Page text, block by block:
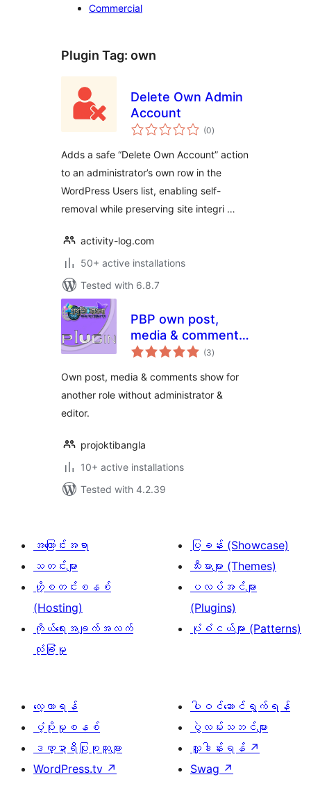
Commercial
Plugin Tag: own
Delete Own Admin
Account
(0total
ratings
)
Adds a safe “Delete Own Account” action
to an administrator’s own row in the
WordPress Users list, enabling self-
removal while preserving site integri …
activity-log.com
50+ active installations
Tested with 6.8.7
PBP own post,
media & comments
for Author
(3total
ratings
)
Own post, media & comments show for
another role without administrator &
editor.
projoktibangla
10+ active installations
Tested with 4.2.39
အကြောင်းအရာ
သတင်းများ
ဟို့စတင်းစနစ်
(Hosting)
ကိုယ်ရေးအချက်အလက်
လုံခြုံမှု
ပြခန်း (Showcase)
သီးမားများ (Themes)
ပလပ်အင်များ
(Plugins)
ပုံစံငယ်များ (Patterns)
လေ့လာရန်
ပံ့ပိုးမှုစနစ်
ဒဏ္ဍာရီပြုစုသူများ
WordPress.tv ↗
ပါဝင်ဆောင်ရွက်ရန်
ပွဲလမ်းသဘင်များ
လှူဒါန်းရန် ↗
Swag ↗